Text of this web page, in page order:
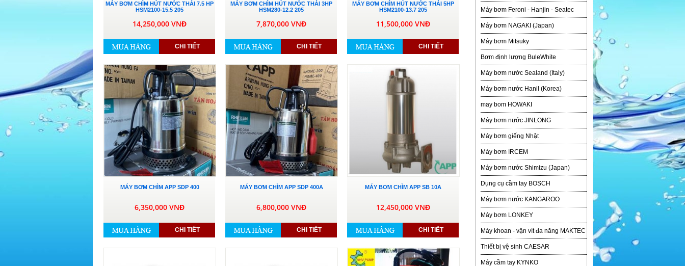
MÁY BƠM CHÌM HÚT NƯỚC THẢI 7.5 HP
HSM2100-15.5 205
14,250,000 VNĐ
CHI TIẾT
MÁY BƠM CHÌM HÚT NƯỚC THẢI 3HP
HSM280-12.2 205
7,870,000 VNĐ
CHI TIẾT
MÁY BƠM CHÌM HÚT NƯỚC THẢI 5HP
HSM2100-13.7 205
11,500,000 VNĐ
CHI TIẾT
MÁY BƠM CHÌM APP SDP 400
6,350,000 VNĐ
CHI TIẾT
MÁY BƠM CHÌM APP SDP 400A
6,800,000 VNĐ
CHI TIẾT
MÁY BƠM CHÌM APP SB 10A
12,450,000 VNĐ
CHI TIẾT
Máy bơm Feroni - Hanjin - Seatec
Máy bơm NAGAKI (Japan)
Máy bơm Mitsuky
Bơm định lượng BuleWhite
Máy bơm nước Sealand (Italy)
Máy bơm nước Hanil (Korea)
may bom HOWAKI
Máy bơm nước JINLONG
Máy bơm giếng Nhật
Máy bơm IRCEM
Máy bơm nước Shimizu (Japan)
Dụng cụ cầm tay BOSCH
Máy bơm nước KANGAROO
Máy bơm LONKEY
Máy khoan - vặn vít đa năng MAKTEC
Thiết bị vệ sinh CAESAR
Máy cầm tay KYNKO